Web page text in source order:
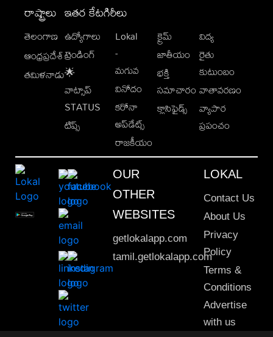
రాష్ట్రాలు
తెలంగాణ
ఆంధ్రప్రదేశ్
తమిళనాడు
ఇతర కేటగిరీలు
ఉద్యోగాలు
ట్రెండింగ్
🌟
వాట్సాప్
STATUS
టిప్స్
Lokal
-
మగువ
వినోదం
కరోనా
అప్‌డేట్స్
రాజకీయం
క్రైమ్
జాతీయం
భక్తి
సమాచారం
క్లాసిఫైడ్స్
విద్య
రైతు
కుటుంబం
వాతావరణం
వ్యాపార
ప్రపంచం
OUR
OTHER
WEBSITES
getlokalapp.com
tamil.getlokalapp.com
LOKAL
Contact Us
About Us
Privacy
Policy
Terms &
Conditions
Advertise
with us